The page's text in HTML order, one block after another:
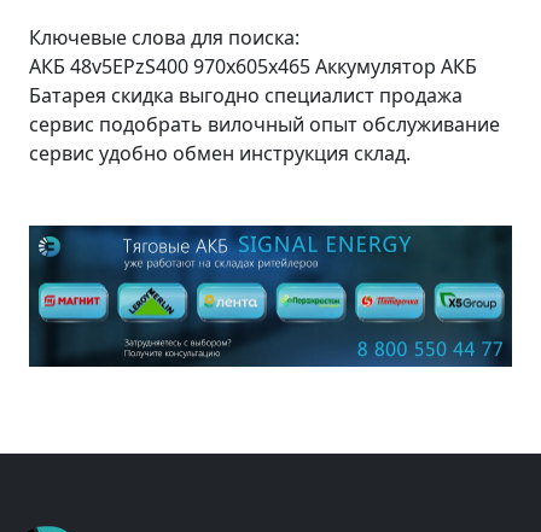
Ключевые слова для поиска:
АКБ 48v5EPzS400 970x605x465 Аккумулятор АКБ
Батарея скидка выгодно специалист продажа
сервис подобрать вилочный опыт обслуживание
сервис удобно обмен инструкция склад.